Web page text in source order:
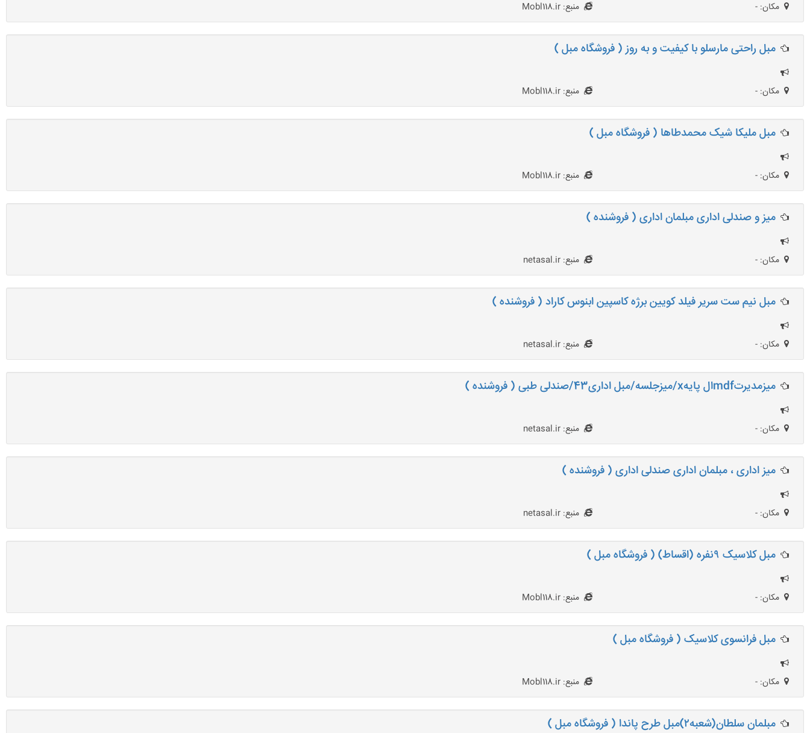
مکان: - منبع: Mobl118.ir
مبل راحتی مارسلو با کیفیت و به روز ( فروشگاه مبل )
مکان: - منبع: Mobl118.ir
مبل ملیکا شیک محمدطاها ( فروشگاه مبل )
مکان: - منبع: Mobl118.ir
میز و صندلی اداری مبلمان اداری ( فروشنده )
مکان: - منبع: netasal.ir
مبل نیم ست سریر فیلد کویین برژه کاسپین ابنوس کاراد ( فروشنده )
مکان: - منبع: netasal.ir
میزمدیرتmdfال پایهx/میزجلسه/مبل اداری43/صندلی طبی ( فروشنده )
مکان: - منبع: netasal.ir
میز اداری ، مبلمان اداری صندلی اداری ( فروشنده )
مکان: - منبع: netasal.ir
مبل کلاسیک ۹نفره (اقساط) ( فروشگاه مبل )
مکان: - منبع: Mobl118.ir
مبل فرانسوی کلاسیک ( فروشگاه مبل )
مکان: - منبع: Mobl118.ir
مبلمان سلطان(شعبه۲)مبل طرح پاندا ( فروشگاه مبل )